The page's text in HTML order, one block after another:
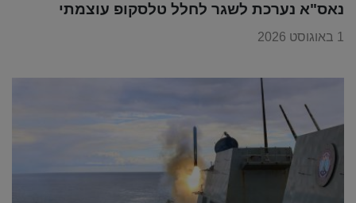
נאס"א נערכת לשגר לחלל טלסקופ עוצמתי
1 באוגוסט 2026